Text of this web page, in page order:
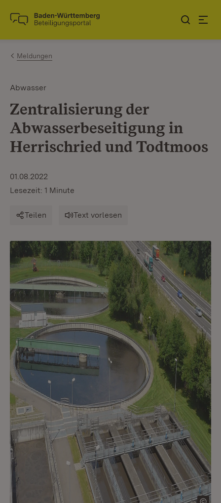
Zum Inhalt springen
Link zur Startseite
Meldungen
Abwasser
Zentralisierung der
Abwasserbeseitigung in
Herrischried und Todtmoos
01.08.2022
Lesezeit: 1 Minute
Teilen Text vorlesen